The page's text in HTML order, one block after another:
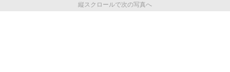
縦スクロールで次の写真へ